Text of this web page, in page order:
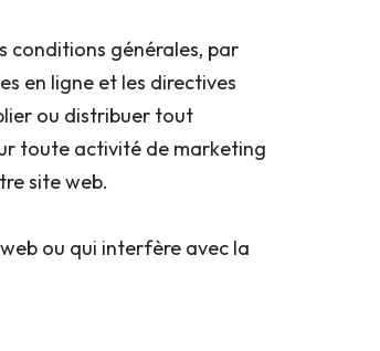
conditions générales, par
en ligne et les directives
ou distribuer tout
toute activité de marketing
site web.
ou qui interfère avec la